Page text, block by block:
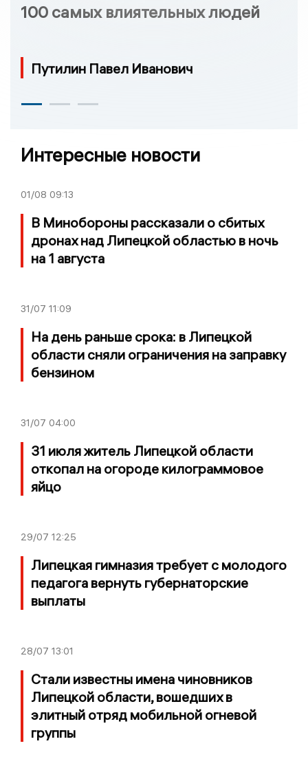
100 самых влиятельных людей
Путилин Павел Иванович
Интересные новости
01/08 09:13
В Минобороны рассказали о сбитых
дронах над Липецкой областью в ночь
на 1 августа
31/07 11:09
На день раньше срока: в Липецкой
области сняли ограничения на заправку
бензином
31/07 04:00
31 июля житель Липецкой области
откопал на огороде килограммовое
яйцо
29/07 12:25
Липецкая гимназия требует с молодого
педагога вернуть губернаторские
выплаты
28/07 13:01
Стали известны имена чиновников
Липецкой области, вошедших в
элитный отряд мобильной огневой
группы